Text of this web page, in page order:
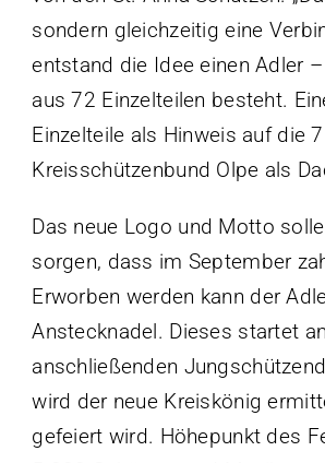
sondern gleichzeitig eine
entstand die Idee einen Adler
aus 72 Einzelteilen besteht.
Einzelteile als Hinweis auf die
Kreisschützenbund Olpe als
Das neue Logo und Motto
sorgen, dass im September
Erworben werden kann der
Anstecknadel. Dieses startet
anschließenden
wird der neue Kreiskönig
gefeiert wird. Höhepunkt des